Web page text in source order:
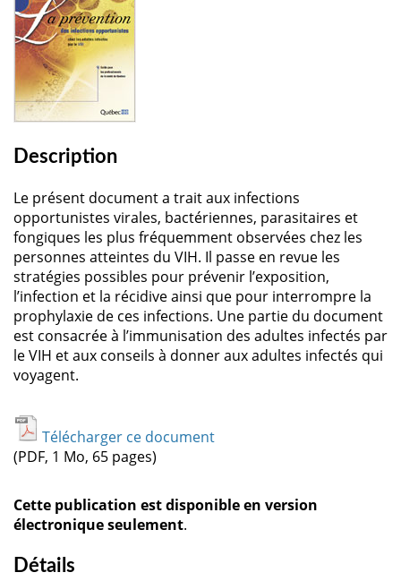
Description
Le présent document a trait aux infections
opportunistes virales, bactériennes, parasitaires et
fongiques les plus fréquemment observées chez les
personnes atteintes du VIH. Il passe en revue les
stratégies possibles pour prévenir l’exposition,
l’infection et la récidive ainsi que pour interrompre la
prophylaxie de ces infections. Une partie du document
est consacrée à l’immunisation des adultes infectés par
le VIH et aux conseils à donner aux adultes infectés qui
voyagent.
Télécharger ce document
(PDF, 1 Mo, 65 pages)
Cette publication est disponible en version
électronique seulement.
Détails